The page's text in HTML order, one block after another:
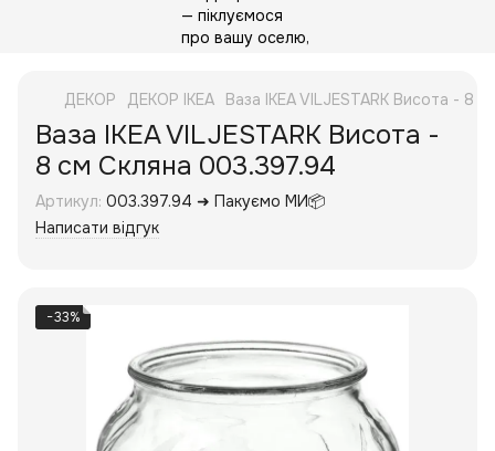
ДЕКОР ДЕКОР IKEA Ваза IKEA VILJESTARK Висота - 8
Ваза IKEA VILJESTARK Висота -
8 см Скляна 003.397.94
Артикул: 003.397.94 ➜ Пакуємо МИ📦
Написати відгук
−33%